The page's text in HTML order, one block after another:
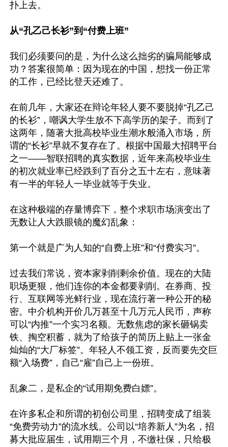
扑上去。
从“孔乙己长衫”到“付费上班”
我们必须要问的是，为什么这么拙劣的骗局能够成
功？答案很简单：因为现在的中国，想找一份正常
的工作，已经比登天还难了。
在前几年，大家还在辩论年轻人要不要脱掉“孔乙己
的长衫”，嘲讽大学生放不下高学历的架子。而到了
这两年，随著大批高校毕业生潮水般涌入市场，所
谓的“长衫”早就不复存在了。根据中国最大招聘平台
之一——智联招聘的真实数据，近年来高校毕业生
的初次就业率已经跌到了百分之五十左右，意味著
有一半的年轻人一毕业就等于失业。
在这种极端的存量博弈下，整个求职市场演变出了
无数让人大跌眼镜的魔幻乱象：
第一个就是广为人知的“自费上班”和“付费实习”。
过去我们常说，资本家剥削剩余价值。现在的大陆
职场更狠，他们连你的本金都要剥削。在券商、投
行、互联网等光鲜行业，现在流行著一种公开的秘
密。中介机构开价几万甚至十几万元人民币，声称
可以“内推”一个实习名额。无数焦虑的家长砸锅卖
铁、掏空积蓄，就为了给孩子的简历上贴上一张金
灿灿的“大厂标签”。年轻人不领工资，反而要先交巨
额“入场费”，自己“雇”自己上一份班。
乱象二，是私企的“试用期免费白嫖”。
在许多私企和所谓的初创公司里，招聘变成了组装
“免费劳动力”的流水线。公司以“培养新人”为名，招
募大批应届生，试用期三个月，不缴社保，只给极